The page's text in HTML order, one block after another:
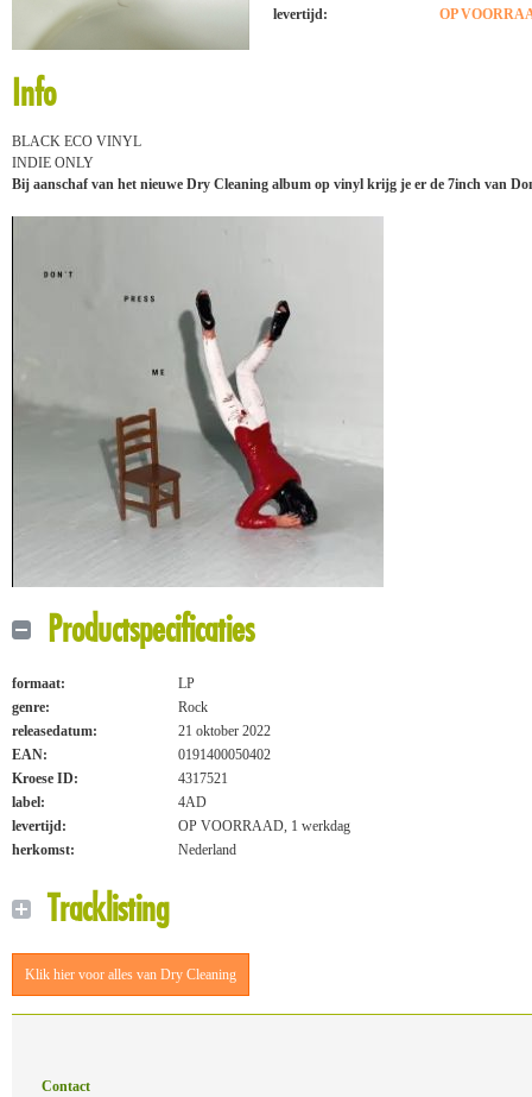
levertijd:
OP
Info
BLACK ECO VINYL
INDIE ONLY
Bij aanschaf van het nieuwe Dry Cleaning album op vinyl krijg je er de 7inch van
Productspecificaties
formaat:
LP
genre:
Rock
releasedatum:
21 oktober 2022
EAN:
0191400050402
Kroese ID:
4317521
label:
4AD
levertijd:
OP VOORRAAD, 1 werkdag
herkomst:
Nederland
Tracklisting
Klik hier voor alles van Dry Cleaning
Contact